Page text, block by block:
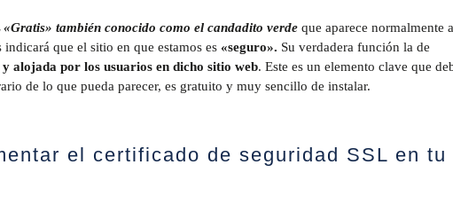
«Gratis» también conocido como el candadito verde que aparece normalmente
que el sitio en que estamos es «seguro». Su verdadera función la de
por los usuarios en dicho sitio web. Este es un elemento clave que
de lo que pueda parecer, es gratuito y muy sencillo de instalar.
el certificado de seguridad SSL en tu